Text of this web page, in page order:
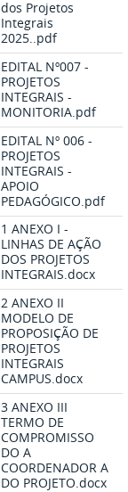
dos Projetos
Integrais
2025..pdf
EDITAL Nº007 -
PROJETOS
INTEGRAIS -
MONITORIA.pdf
EDITAL Nº 006 -
PROJETOS
INTEGRAIS -
APOIO
PEDAGÓGICO.pdf
1 ANEXO I -
LINHAS DE AÇÃO
DOS PROJETOS
INTEGRAIS.docx
2 ANEXO II
MODELO DE
PROPOSIÇÃO DE
PROJETOS
INTEGRAIS
CAMPUS.docx
3 ANEXO III
TERMO DE
COMPROMISSO
DO A
COORDENADOR A
DO PROJETO.docx